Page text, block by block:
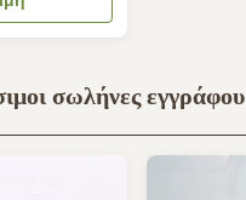
σωλήνες εγγράφου